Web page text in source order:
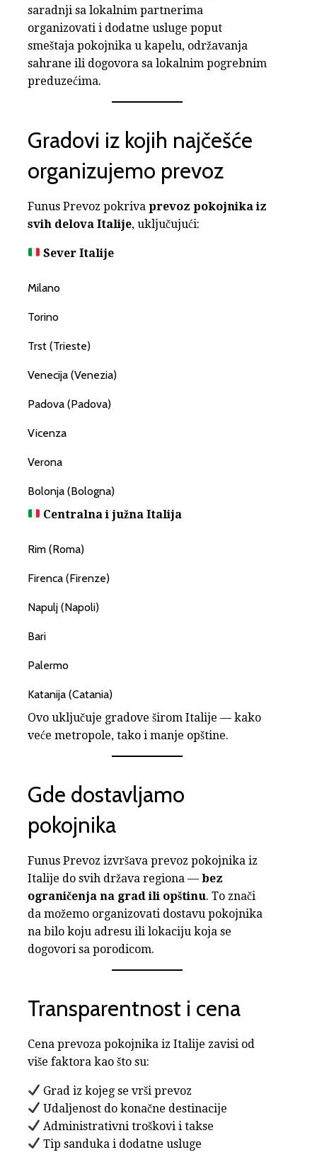
saradnji sa lokalnim partnerima
organizovati i dodatne usluge poput
smeštaja pokojnika u kapelu, održavanja
sahrane ili dogovora sa lokalnim pogrebnim
preduzećima.
Gradovi iz kojih najčešće
organizujemo prevoz
Funus Prevoz pokriva prevoz pokojnika iz
svih delova Italije, uključujući:
Sever Italije
Milano
Torino
Trst (Trieste)
Venecija (Venezia)
Padova (Padova)
Vicenza
Verona
Bolonja (Bologna)
Centralna i južna Italija
Rim (Roma)
Firenca (Firenze)
Napulj (Napoli)
Bari
Palermo
Katanija (Catania)
Ovo uključuje gradove širom Italije — kako
veće metropole, tako i manje opštine.
Gde dostavljamo
pokojnika
Funus Prevoz izvršava prevoz pokojnika iz
Italije do svih država regiona — bez
ograničenja na grad ili opštinu. To znači
da možemo organizovati dostavu pokojnika
na bilo koju adresu ili lokaciju koja se
dogovori sa porodicom.
Transparentnost i cena
Cena prevoza pokojnika iz Italije zavisi od
više faktora kao što su:
Grad iz kojeg se vrši prevoz
Udaljenost do konačne destinacije
Administrativni troškovi i takse
Tip sanduka i dodatne usluge